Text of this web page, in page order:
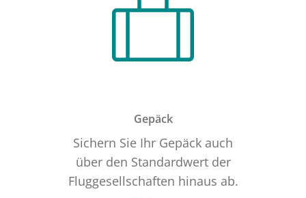
Gepäck
Sichern Sie Ihr Gepäck auch
über den Standardwert der
Fluggesellschaften hinaus ab.